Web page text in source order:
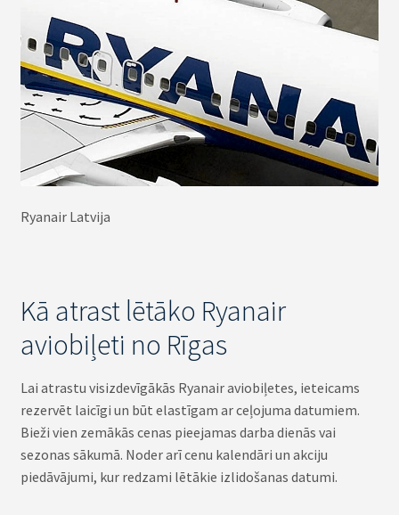
Ryanair Latvija
Kā atrast lētāko Ryanair
aviobiļeti no Rīgas
Lai atrastu visizdevīgākās Ryanair aviobiļetes, ieteicams
rezervēt laicīgi un būt elastīgam ar ceļojuma datumiem.
Bieži vien zemākās cenas pieejamas darba dienās vai
sezonas sākumā. Noder arī cenu kalendāri un akciju
piedāvājumi, kur redzami lētākie izlidošanas datumi.